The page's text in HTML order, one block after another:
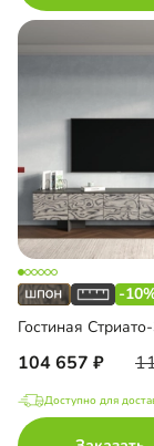
-
Гостиная
104 657
Доступно для